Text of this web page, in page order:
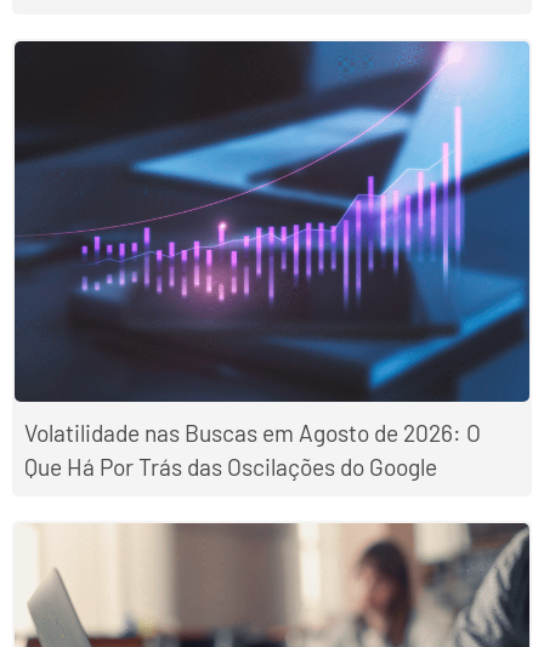
Volatilidade nas Buscas em Agosto de 2026: O
Que Há Por Trás das Oscilações do Google